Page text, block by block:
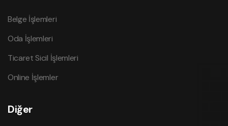
Belge İşlemleri
Oda İşlemleri
Ticaret Sicil İşlemleri
Online İşlemler
Diğer